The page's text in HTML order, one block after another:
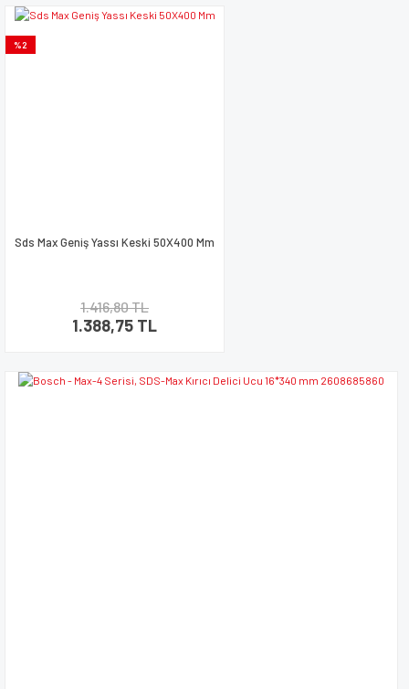
%2
Sds Max Geniş Yassı Keski 50X400 Mm
1.416,80 TL
1.388,75 TL